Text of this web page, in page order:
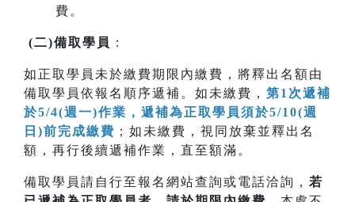
費。
(二)備取學員 ：
如正取學員未於繳費期限內繳費，將釋出名額由
備取學員依報名順序遞補。如未繳費， 第1次遞補
於5/4(週一)作業，遞補為正取學員須於5/10(週
日)前完成繳費 ；如未繳費，視同放棄並釋出名
額，再行後續遞補作業，直至額滿。
備取學員請自行至報名網站查詢或電話洽詢， 若